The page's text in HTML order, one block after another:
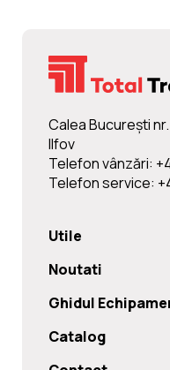
Calea Bucureşti
Ilfov
Telefon vânzări:
Telefon service:
Utile
Noutati
Ghidul
Catalog